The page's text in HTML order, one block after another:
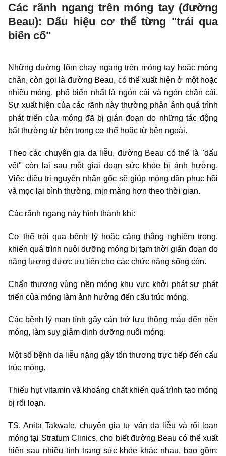
Các rãnh ngang trên móng tay (đường
Beau): Dấu hiệu cơ thể từng "trải qua
biến cố"
Những đường lõm chạy ngang trên móng tay hoặc móng
chân, còn gọi là đường Beau, có thể xuất hiện ở một hoặc
nhiều móng, phổ biến nhất là ngón cái và ngón chân cái.
Sự xuất hiện của các rãnh này thường phản ánh quá trình
phát triển của móng đã bị gián đoạn do những tác động
bất thường từ bên trong cơ thể hoặc từ bên ngoài.
Theo các chuyên gia da liễu, đường Beau có thể là "dấu
vết" còn lại sau một giai đoạn sức khỏe bị ảnh hưởng.
Việc điều trị nguyên nhân gốc sẽ giúp móng dần phục hồi
và mọc lại bình thường, mịn màng hơn theo thời gian.
Các rãnh ngang này hình thành khi:
Cơ thể trải qua bệnh lý hoặc căng thẳng nghiêm trọng,
khiến quá trình nuôi dưỡng móng bị tạm thời gián đoạn do
năng lượng được ưu tiên cho các chức năng sống còn.
Chấn thương vùng nền móng khu vực khởi phát sự phát
triển của móng làm ảnh hưởng đến cấu trúc móng.
Các bệnh lý mạn tính gây cản trở lưu thông máu đến nền
móng, làm suy giảm dinh dưỡng nuôi móng.
Một số bệnh da liễu nặng gây tổn thương trực tiếp đến cấu
trúc móng.
Thiếu hụt vitamin và khoáng chất khiến quá trình tạo móng
bị rối loạn.
TS. Anita Takwale, chuyên gia tư vấn da liễu và rối loạn
móng tại Stratum Clinics, cho biết đường Beau có thể xuất
hiện sau nhiều tình trạng sức khỏe khác nhau, bao gồm: